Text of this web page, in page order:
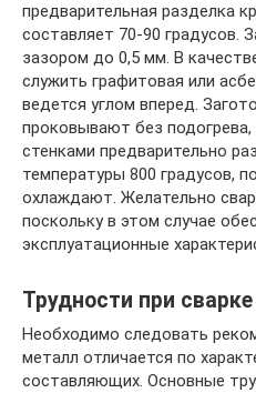
предварительная разделка
составляет 70-90 градусов.
зазором до 0,5 мм. В
служить графитовая или
ведется углом вперед.
проковывают без
стенками предварительно
температуры 800 градусов,
охлаждают. Желательно
поскольку в этом случае
эксплуатационные
Трудности при сварке
Необходимо следовать
металл отличается по
составляющих. Основные